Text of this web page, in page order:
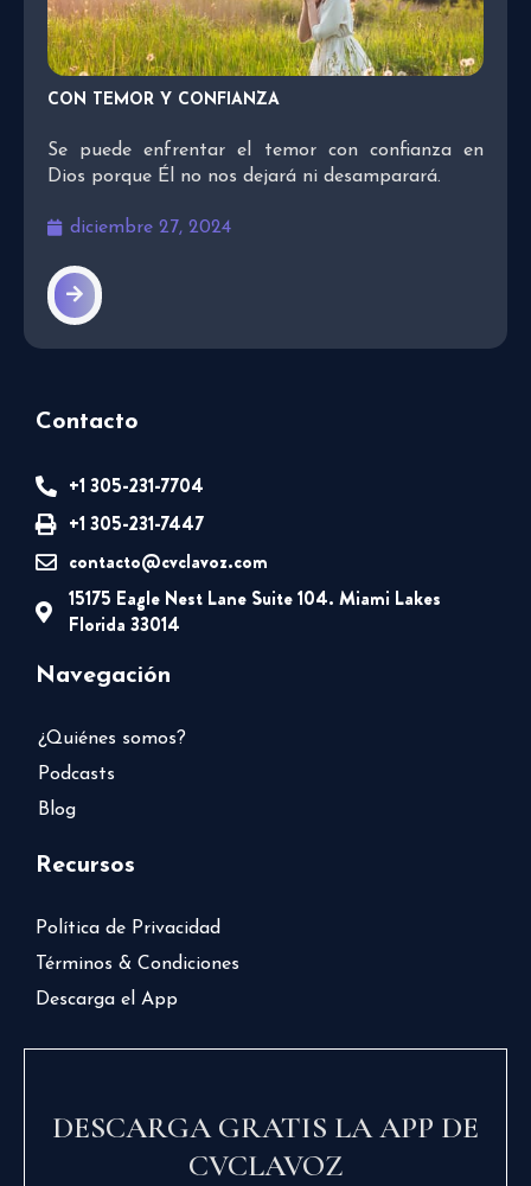
CON TEMOR Y CONFIANZA
Se puede enfrentar el temor con confianza en
Dios porque Él no nos dejará ni desamparará.
diciembre 27, 2024
Contacto
+1 305-231-7704
+1 305-231-7447
contacto@cvclavoz.com
15175 Eagle Nest Lane Suite 104. Miami Lakes
Florida 33014
Navegación
¿Quiénes somos?
Podcasts
Blog
Recursos
Política de Privacidad
Términos & Condiciones
Descarga el App
DESCARGA GRATIS LA APP DE
CVCLAVOZ